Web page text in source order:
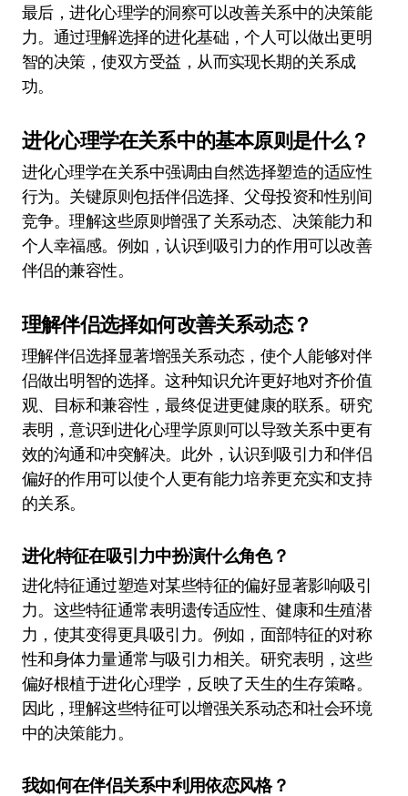
最后，进化心理学的洞察可以改善关系中的决策能
力。通过理解选择的进化基础，个人可以做出更明
智的决策，使双方受益，从而实现长期的关系成
功。
进化心理学在关系中的基本原则是什么？
进化心理学在关系中强调由自然选择塑造的适应性
行为。关键原则包括伴侣选择、父母投资和性别间
竞争。理解这些原则增强了关系动态、决策能力和
个人幸福感。例如，认识到吸引力的作用可以改善
伴侣的兼容性。
理解伴侣选择如何改善关系动态？
理解伴侣选择显著增强关系动态，使个人能够对伴
侣做出明智的选择。这种知识允许更好地对齐价值
观、目标和兼容性，最终促进更健康的联系。研究
表明，意识到进化心理学原则可以导致关系中更有
效的沟通和冲突解决。此外，认识到吸引力和伴侣
偏好的作用可以使个人更有能力培养更充实和支持
的关系。
进化特征在吸引力中扮演什么角色？
进化特征通过塑造对某些特征的偏好显著影响吸引
力。这些特征通常表明遗传适应性、健康和生殖潜
力，使其变得更具吸引力。例如，面部特征的对称
性和身体力量通常与吸引力相关。研究表明，这些
偏好根植于进化心理学，反映了天生的生存策略。
因此，理解这些特征可以增强关系动态和社会环境
中的决策能力。
我如何在伴侣关系中利用依恋风格？